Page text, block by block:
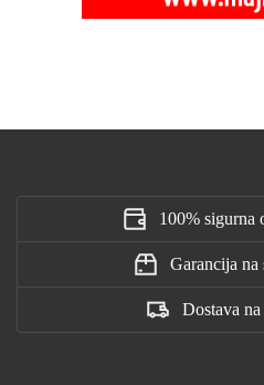
100% sigurna
Garancija na
Dostava na